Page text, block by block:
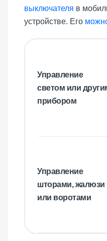
выключателя в
устройстве. Его
Управление
светом или
прибором
Управление
шторами, жалюзи
или воротами